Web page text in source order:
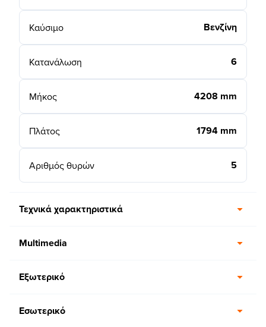
Καύσιμο Βενζίνη
Κατανάλωση 6
Μήκος 4208 mm
Πλάτος 1794 mm
Αριθμός θυρών 5
Τεχνικά χαρακτηριστικά
Multimedia
Εξωτερικό
Εσωτερικό